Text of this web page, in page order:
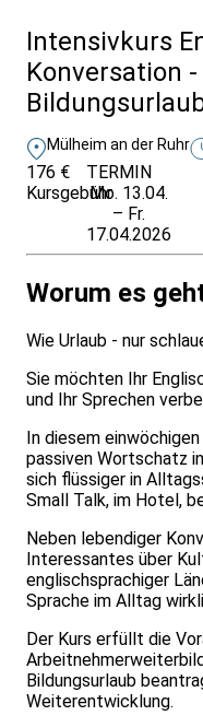
Intensivkurs
Konversation
Mülheim an der Ruhr
176 €
Kursgebühr
TERMIN
Mo. 13.04.
– Fr.
17.04.2026
Worum es
Wie Urlaub - nur
Sie möchten Ihr
und Ihr Sprechen
In diesem
passiven Wortschatz
sich flüssiger in
Small Talk, im Hotel,
Neben lebendiger
Interessantes über
englischsprachiger
Sprache im Alltag
Der Kurs erfüllt die
Bildungsurlaub
Weiterentwicklung.